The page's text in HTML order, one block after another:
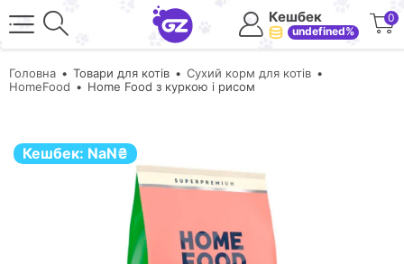
Кешбек
undefined%
0
Головна Товари для котів
Сухий корм для котів
HomeFood
Home Food з куркою і рисом
Кешбек: NaN₴